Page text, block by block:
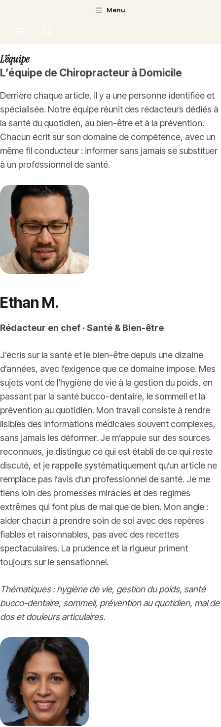
au
Menu
L’équipe
L’équipe de Chiropracteur à Domicile
Derrière chaque article, il y a une personne identifiée et
spécialisée. Notre équipe réunit des rédacteurs dédiés à
la santé du quotidien, au bien-être et à la prévention.
Chacun écrit sur son domaine de compétence, avec un
même fil conducteur : informer sans jamais se substituer
à un professionnel de santé.
Ethan M.
Rédacteur en chef · Santé & Bien-être
J’écris sur la santé et le bien-être depuis une dizaine
d’années, avec l’exigence que ce domaine impose. Mes
sujets vont de l’hygiène de vie à la gestion du poids, en
passant par la santé bucco-dentaire, le sommeil et la
prévention au quotidien. Mon travail consiste à rendre
lisibles des informations médicales souvent complexes,
sans jamais les déformer. Je m’appuie sur des sources
reconnues, je distingue ce qui est établi de ce qui reste
discuté, et je rappelle systématiquement qu’un article ne
remplace pas l’avis d’un professionnel de santé. Je me
tiens loin des promesses miracles et des régimes
extrêmes qui font plus de mal que de bien. Mon angle :
aider chacun à prendre soin de soi avec des repères
fiables et raisonnables, pas avec des recettes
spectaculaires. La prudence et la rigueur priment
toujours sur le sensationnel.
Thématiques : hygiène de vie, gestion du poids, santé
bucco-dentaire, sommeil, prévention au quotidien, mal de
dos et douleurs articulaires.